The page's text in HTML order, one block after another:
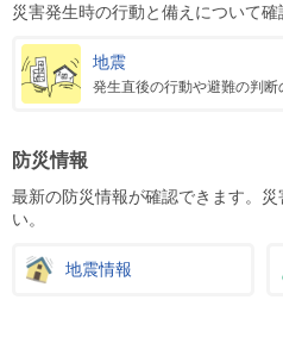
災害発生時の行動と備えについて確
地震
発生直後の行動や避難の判断
防災情報
最新の防災情報が確認できます。
い。
地震情報